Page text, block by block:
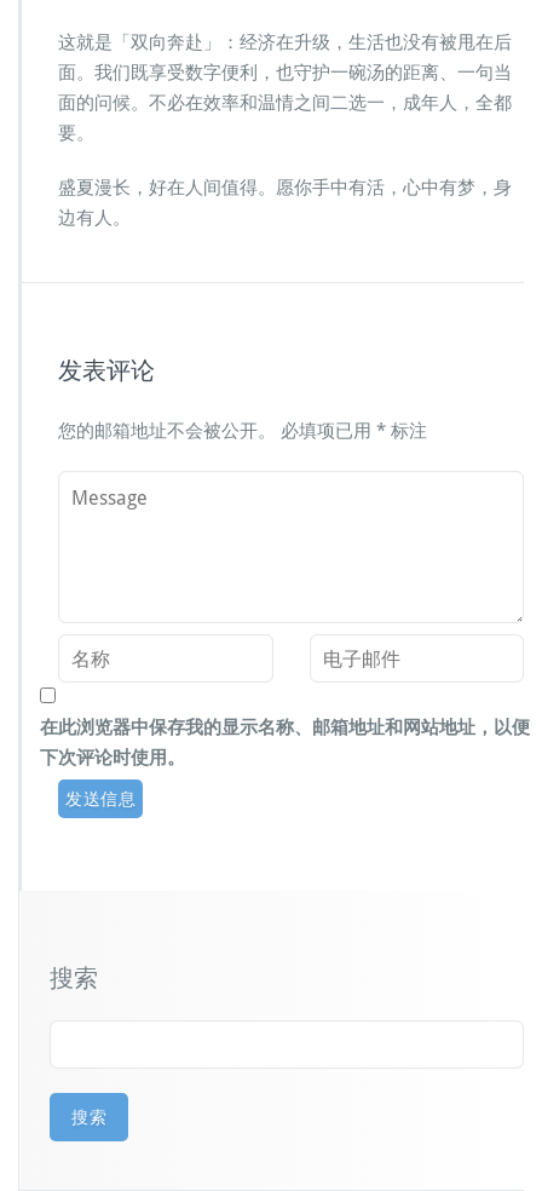
这就是「双向奔赴」：经济在升级，生活也没有被甩在后
面。我们既享受数字便利，也守护一碗汤的距离、一句当
面的问候。不必在效率和温情之间二选一，成年人，全都
要。
盛夏漫长，好在人间值得。愿你手中有活，心中有梦，身
边有人。
发表评论
您的邮箱地址不会被公开。 必填项已用 * 标注
在此浏览器中保存我的显示名称、邮箱地址和网站地址，以便
下次评论时使用。
搜索
搜索